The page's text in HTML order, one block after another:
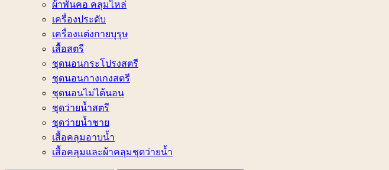
ผ้าพันคอ คลุมไหล่
เครื่องประดับ
เครื่องแต่งกายบุรุษ
เสื้อสตรี
ชุดนอนกระโปรงสตรี
ชุดนอนกางเกงสตรี
ชุดนอนไม่ได้นอน
ชุดว่ายน้ำสตรี
ชุดว่ายน้ำชาย
เสื้อคลุมอาบน้ำ
เสื้อคลุมและผ้าคลุมชุดว่ายน้ำ